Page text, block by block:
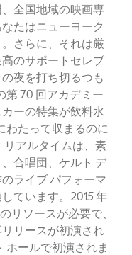
全国地域の映画専
たはニューヨーク
さらに、それは厳
のサポートセレブ
夜を打ち切るつも
第 70 回アカデミー
ーの特集が飲料水
わたって収まるのに
アルタイムは、素
合唱団、ケルト デ
ライブ パフォーマ
ています。2015 年
リソースが必要で、
リースが初演され
ホールで初演されま